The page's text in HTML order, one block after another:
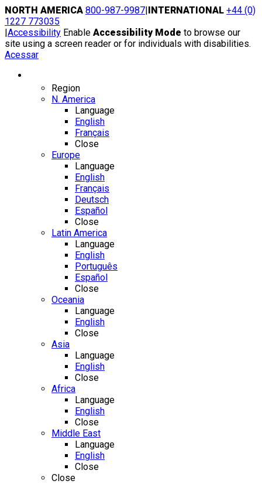
Skip
to
content
NORTH AMERICA 800-987-9987|INTERNATIONAL +44 (0)
1227 773035
|Accessibility Enable Accessibility Mode to browse our
site using a screen reader or for individuals with disabilities.
Acessar
Region
N. America
Language
English
Français
Close
Europe
Language
English
Français
Deutsch
Español
Close
Latin America
Language
English
Português
Español
Close
Oceania
Language
English
Close
Asia
Language
English
Close
Africa
Language
English
Close
Middle East
Language
English
Close
Close